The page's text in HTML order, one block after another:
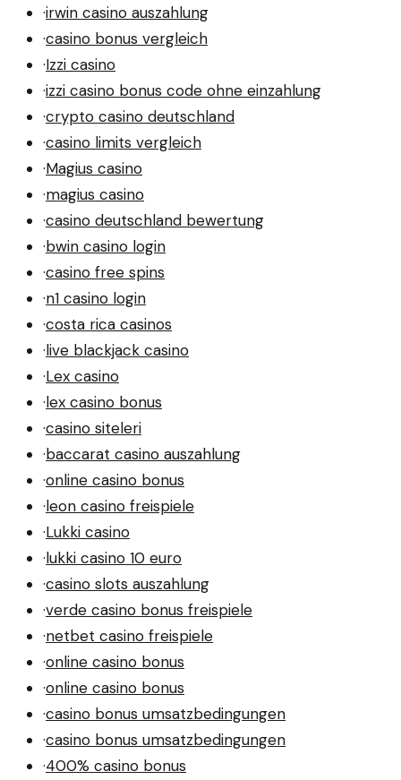
·irwin casino auszahlung
·casino bonus vergleich
·Izzi casino
·izzi casino bonus code ohne einzahlung
·crypto casino deutschland
·casino limits vergleich
·Magius casino
·magius casino
·casino deutschland bewertung
·bwin casino login
·casino free spins
·n1 casino login
·costa rica casinos
·live blackjack casino
·Lex casino
·lex casino bonus
·casino siteleri
·baccarat casino auszahlung
·online casino bonus
·leon casino freispiele
·Lukki casino
·lukki casino 10 euro
·casino slots auszahlung
·verde casino bonus freispiele
·netbet casino freispiele
·online casino bonus
·online casino bonus
·casino bonus umsatzbedingungen
·casino bonus umsatzbedingungen
·400% casino bonus